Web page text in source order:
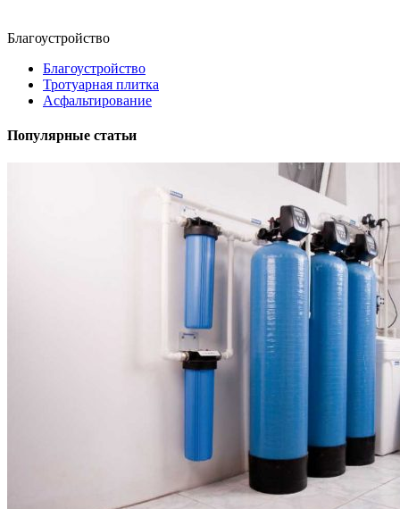
Благоустройство
Благоустройство
Тротуарная плитка
Асфальтирование
Популярные статьи